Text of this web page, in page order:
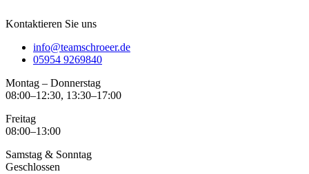
Kontaktieren Sie uns
info@teamschroeer.de
05954 9269840
Montag – Donnerstag
08:00–12:30, 13:30–17:00
Freitag
08:00–13:00
Samstag & Sonntag
Geschlossen